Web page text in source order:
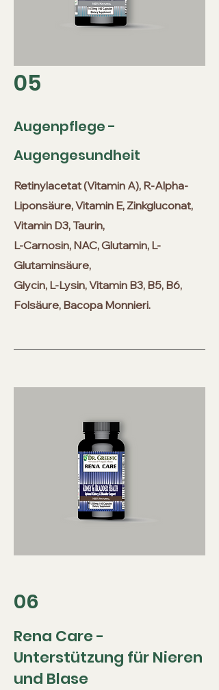
05
Augenpflege -
Augengesundheit
Retinylacetat (Vitamin A), R-Alpha-
Liponsäure, Vitamin E, Zinkgluconat,
Vitamin D3, Taurin,
L-Carnosin, NAC, Glutamin, L-
Glutaminsäure,
Glycin, L-Lysin, Vitamin B3, B5, B6,
Folsäure, Bacopa Monnieri.
06
Rena Care -
Unterstützung für Nieren
und Blase